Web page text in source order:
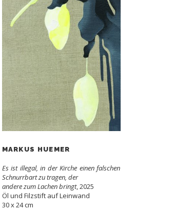
MARKUS HUEMER
Es ist illegal, in der Kirche einen falschen
Schnurrbart zu tragen, der
andere zum Lachen bringt, 2025
Öl und Filzstift auf Leinwand
30 x 24 cm